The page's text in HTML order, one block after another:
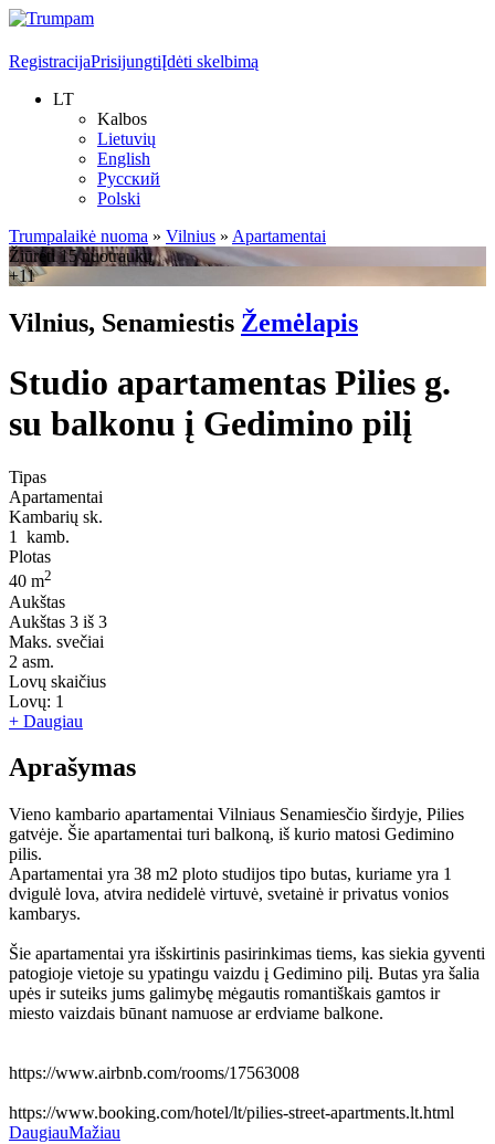
RegistracijaPrisijungtiĮdėti skelbimą
LT
Kalbos
Lietuvių
English
Русский
Polski
Trumpalaikė nuoma » Vilnius » Apartamentai
Žiūrėti 15 nuotraukų
+11
Vilnius, Senamiestis Žemėlapis
Studio apartamentas Pilies g.
su balkonu į Gedimino pilį
Tipas
Apartamentai
Kambarių sk.
1
kamb.
Plotas
40 m2
Aukštas
Aukštas 3 iš 3
Maks. svečiai
2 asm.
Lovų skaičius
Lovų: 1
+ Daugiau
Aprašymas
Vieno kambario apartamentai Vilniaus Senamiesčio širdyje, Pilies
gatvėje. Šie apartamentai turi balkoną, iš kurio matosi Gedimino
pilis.
Apartamentai yra 38 m2 ploto studijos tipo butas, kuriame yra 1
dvigulė lova, atvira nedidelė virtuvė, svetainė ir privatus vonios
kambarys.
Šie apartamentai yra išskirtinis pasirinkimas tiems, kas siekia gyventi
patogioje vietoje su ypatingu vaizdu į Gedimino pilį. Butas yra šalia
upės ir suteiks jums galimybę mėgautis romantiškais gamtos ir
miesto vaizdais būnant namuose ar erdviame balkone.
https://www.airbnb.com/rooms/17563008
https://www.booking.com/hotel/lt/pilies-street-apartments.lt.html
DaugiauMažiau